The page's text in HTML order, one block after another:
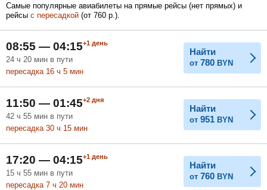
Февраль
Май Июль
Самые популярные авиабилеты на прямые рейсы (нет прямых) и
рейсы с пересадкой (от 760 р. ).
08:55 — 04:15+1 день
24 ч 20 мин в пути
пересадка 16 ч 5 мин
Найти
от 780 BYN
11:50 — 01:45+2 дня
42 ч 55 мин в пути
пересадка 30 ч 15 мин
Найти
от 951 BYN
17:20 — 04:15+1 день
15 ч 55 мин в пути
пересадка 7 ч 20 мин
Найти
от 760 BYN